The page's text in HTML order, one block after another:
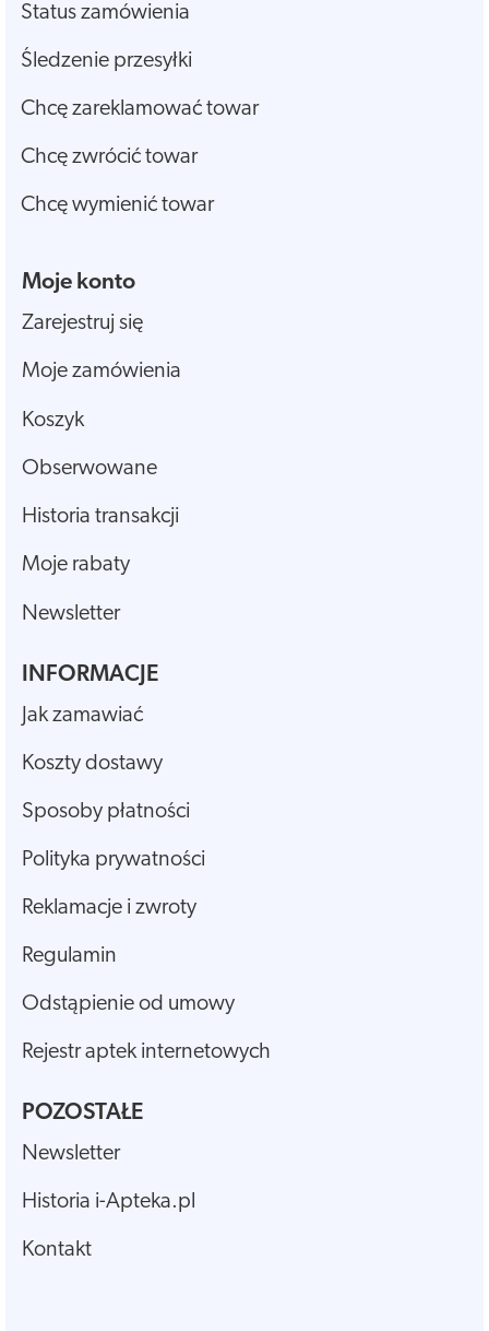
Status zamówienia
Śledzenie przesyłki
Chcę zareklamować towar
Chcę zwrócić towar
Chcę wymienić towar
Moje konto
Zarejestruj się
Moje zamówienia
Koszyk
Obserwowane
Historia transakcji
Moje rabaty
Newsletter
INFORMACJE
Jak zamawiać
Koszty dostawy
Sposoby płatności
Polityka prywatności
Reklamacje i zwroty
Regulamin
Odstąpienie od umowy
Rejestr aptek internetowych
POZOSTAŁE
Newsletter
Historia i-Apteka.pl
Kontakt